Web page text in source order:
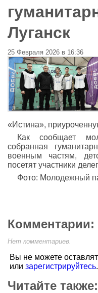
Луганск
25 Февраля 2026 в 16:36
«Истина»,
Как сообщает
собранная
военным частям,
посетят участники
Фото: Молодежный
Комментарии:
Нет комментариев.
Вы не можете
или зарегистрируйтесь.
Читайте также: